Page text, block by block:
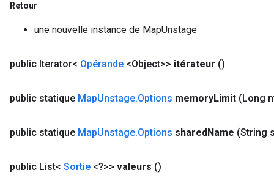
Retour
une nouvelle instance de MapUnstage
public Iterator< Opérande <Object>> itérateur ()
public statique MapUnstage.Options memoryLimit (Long
public statique MapUnstage.Options sharedName (String
public List< Sortie <?>> valeurs ()